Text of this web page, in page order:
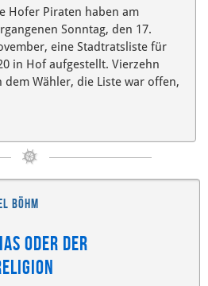
Hofer Piraten haben am
Sonntag, den 17.
eine Stadtratsliste für
in Hof aufgestellt. Vierzehn
dem Wähler, die Liste war offen,
Böhm
oder der